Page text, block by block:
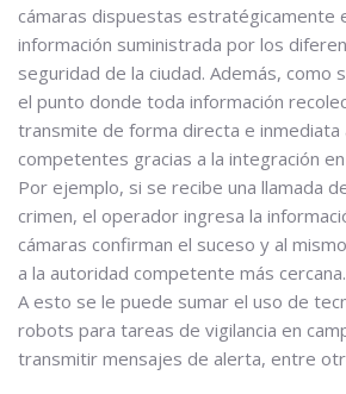
cámaras dispuestas estratégicamente
información suministrada por los
seguridad de la ciudad. Además, como
el punto donde toda información
transmite de forma directa e inmediata
competentes gracias a la integración
Por ejemplo, si se recibe una llamada
crimen, el operador ingresa la
cámaras confirman el suceso y al
a la autoridad competente más cercana.
A esto se le puede sumar el uso de
robots para tareas de vigilancia en
transmitir mensajes de alerta, entre